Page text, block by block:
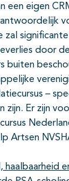
een eigen
zal
door
buiten
–
zijn. Er zijn
Artsen
haalbaarheid